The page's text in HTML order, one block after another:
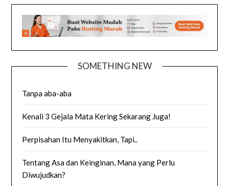
SOMETHING NEW
Tanpa aba-aba
Kenali 3 Gejala Mata Kering Sekarang Juga!
Perpisahan Itu Menyakitkan, Tapi..
Tentang Asa dan Keinginan, Mana yang Perlu
Diwujudkan?